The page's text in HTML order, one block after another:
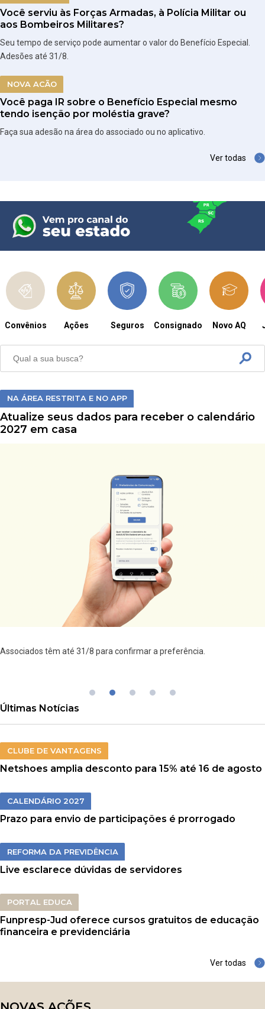
Você serviu às Forças Armadas, à Polícia Militar ou
aos Bombeiros Militares?
Seu tempo de serviço pode aumentar o valor do Benefício Especial.
Adesões até 31/8.
NOVA ACÃO
Você paga IR sobre o Benefício Especial mesmo
tendo isenção por moléstia grave?
Faça sua adesão na área do associado ou no aplicativo.
Ver todas
Convênios Ações Seguros Consignado Novo AQ
NA ÁREA RESTRITA E NO APP
Atualize seus dados para receber o calendário
2027 em casa
Associados têm até 31/8 para confirmar a preferência.
Últimas Notícias
CLUBE DE VANTAGENS
Netshoes amplia desconto para 15% até 16 de agosto
CALENDÁRIO 2027
Prazo para envio de participações é prorrogado
REFORMA DA PREVIDÊNCIA
Live esclarece dúvidas de servidores
PORTAL EDUCA
Funpresp-Jud oferece cursos gratuitos de educação
financeira e previdenciária
Ver todas